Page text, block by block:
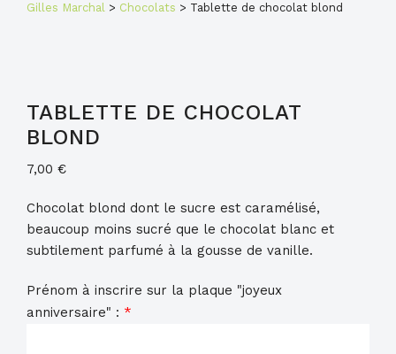
Gilles Marchal > Chocolats > Tablette de chocolat blond
TABLETTE DE CHOCOLAT
BLOND
7,00 €
Chocolat blond dont le sucre est caramélisé,
beaucoup moins sucré que le chocolat blanc et
subtilement parfumé à la gousse de vanille.
Prénom à inscrire sur la plaque "joyeux
anniversaire" : *